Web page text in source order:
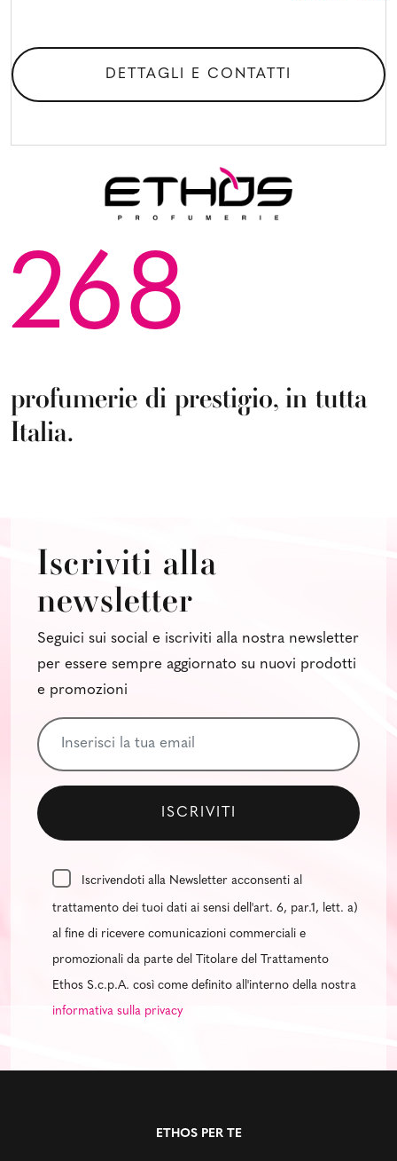
DETTAGLI E CONTATTI
268
profumerie di prestigio, in tutta
Italia.
Iscriviti alla
newsletter
Seguici sui social e iscriviti alla nostra newsletter
per essere sempre aggiornato su nuovi prodotti
e promozioni
Iscrivendoti alla Newsletter acconsenti al
trattamento dei tuoi dati ai sensi dell'art. 6, par.1, lett. a)
al fine di ricevere comunicazioni commerciali e
promozionali da parte del Titolare del Trattamento
Ethos S.c.p.A. così come definito all'interno della nostra
informativa sulla privacy
ETHOS PER TE